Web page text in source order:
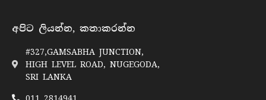
අපිට ලියන්න, කතාකරන්න
#327,GAMSABHA JUNCTION,
HIGH LEVEL ROAD, NUGEGODA,
SRI LANKA